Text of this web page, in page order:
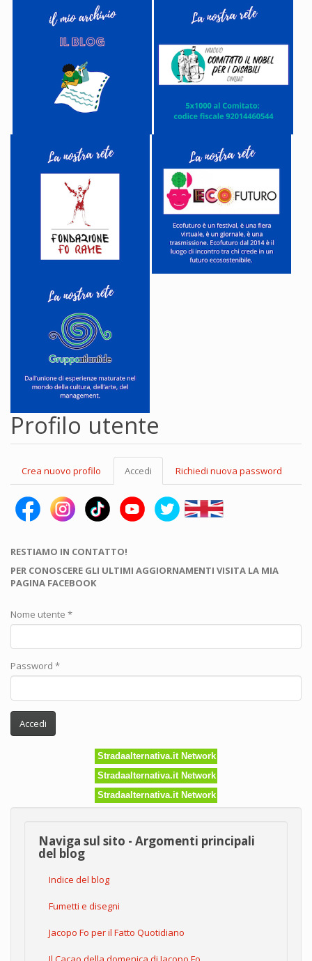
Profilo utente
primarie
Crea nuovo profilo Accedi (scheda
attiva)
Richiedi nuova password
RESTIAMO IN CONTATTO!
PER CONOSCERE GLI ULTIMI AGGIORNAMENTI VISITA LA MIA
PAGINA FACEBOOK
Nome utente *
Password *
Accedi
Stradaalternativa.it Network
Stradaalternativa.it Network
Stradaalternativa.it Network
Naviga sul sito - Argomenti principali
del blog
Indice del blog
Fumetti e disegni
Jacopo Fo per il Fatto Quotidiano